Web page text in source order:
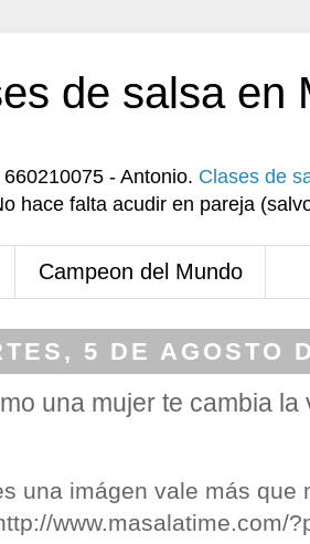
de salsa en
- Antonio. Clases de
hace falta acudir en pareja
Campeon del Mundo
5 DE AGOSTO
una mujer te cambia la
una imágen vale más que
www.masalatime.com/